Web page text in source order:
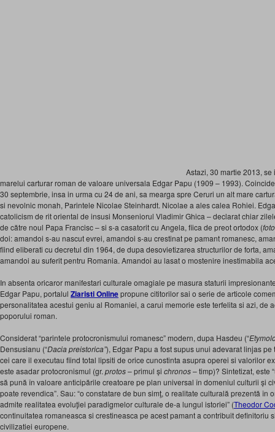
Astazi, 30 martie 2013,
marelui carturar roman de valoare universala Edgar Papu (1909 – 1993).
30 septembrie, insa in urma cu 24 de ani, sa mearga spre Ceruri un alt mare
si nevolnic monah, Parintele Nicolae Steinhardt. Nicolae a ales calea Rohiei.
catolicism de rit oriental de insusi Monseniorul Vladimir Ghica – declarat chiar
de către noul Papa Francisc – si s-a casatorit cu Angela, fiica de preot ortodox (
doi: amandoi s-au nascut evrei, amandoi s-au crestinat pe pamant romanesc,
fiind eliberati cu decretul din 1964, de dupa desovietizarea structurilor de forta,
amandoi au suferit pentru Romania. Amandoi au lasat o mostenire inestimabila
In absenta oricaror manifestari culturale omagiale pe masura staturii
Edgar Papu, portalul Ziaristi Onlinepropune cititorilor sai o serie de articole
personalitatea acestui geniu al Romaniei, a carui memorie este terfelita si azi, de
poporului roman.
Considerat “parintele protocronismului romanesc” modern, dupa Hasdeu (“
Densusianu (“Dacia preistorica”), Edgar Papu a fost supus unui adevarat linjas
cei care il executau fiind total lipsiti de orice cunostinta asupra operei si valorilor
este asadar protocronismul (gr. protos– primul și chronos– timp)? Sintetizat, este
să pună în valoare anticipările creatoare pe plan universal în domeniul culturii și
poate revendica”. Sau: “o constatare de bun simţ, o realitate culturală prezentă în
admite realitatea evoluţiei paradigmelor culturale de-a lungul istoriei” (Theodor
continuitatea romaneasca si crestineasca pe acest pamant a contribuit definitoriu
civilizatiei europene.